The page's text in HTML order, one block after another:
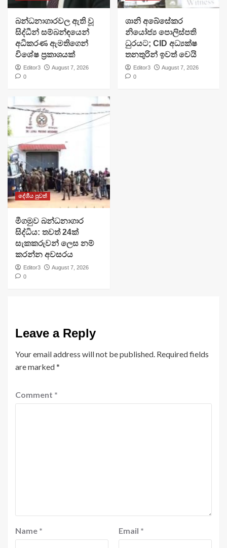
බන්ධනාගාරවල ඇති වූ
සිද්ධීන් සම්බන්ඳයෙන්
අධිකරණ ඇමතිගෙන්
විශේෂ ප්‍රකාශයක්
Editor3
August 7, 2026
0
ශානි අබේසේකර
නියෝජ්‍ය පොලිස්පති
ධුරයට; CID අධ්‍යක්ෂ
තනතුරින් ඉවත් වෙයි
Editor3
August 7, 2026
0
දේශීය පුවත්
මීගමුව බන්ධනාගාර
සිද්ධිය: තවත් 24ක්
සැකකරුවන් ලෙස නම්
කරන්න අවසරය
Editor3
August 7, 2026
0
Leave a Reply
Your email address will not be published. Required fields
are marked*
Comment *
Name * Email *